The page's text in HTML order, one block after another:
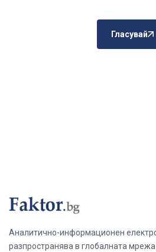
Гласувай
Аналитично-информационен
разпространява в глобалната